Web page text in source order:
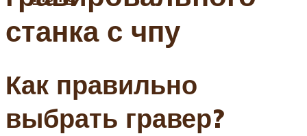
станка с чпу
Как правильно
выбрать гравер?